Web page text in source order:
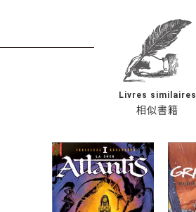
相似書籍
Livres similaires